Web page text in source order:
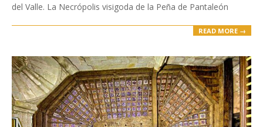
del Valle. La Necrópolis visigoda de la Peña de Pantaleón
READ MORE →